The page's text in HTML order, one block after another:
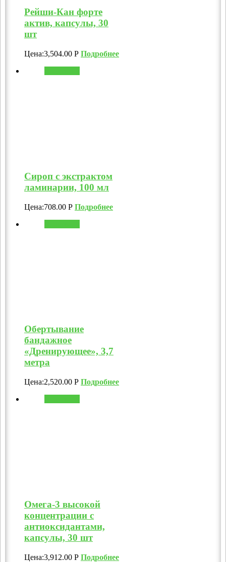
Рейши-Кан форте
актив, капсулы, 30
шт
Цена:3,504.00 Р Подробнее
Сироп с экстрактом
ламинарии, 100 мл
Цена:708.00 Р Подробнее
Обертывание
бандажное
«Дренирующее», 3,7
метра
Цена:2,520.00 Р Подробнее
Омега-3 высокой
концентрации с
антиоксидантами,
капсулы, 30 шт
Цена:3,912.00 Р Подробнее